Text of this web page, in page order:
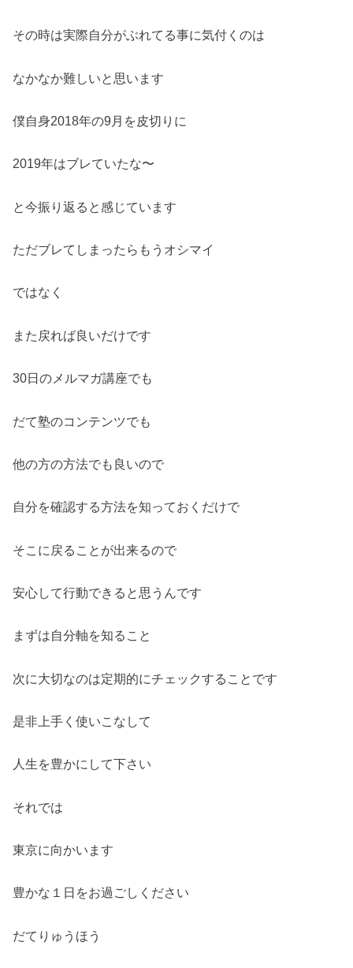
その時は実際自分がぶれてる事に気付くのは
なかなか難しいと思います
僕自身2018年の9月を皮切りに
2019年はブレていたな〜
と今振り返ると感じています
ただブレてしまったらもうオシマイ
ではなく
また戻れば良いだけです
30日のメルマガ講座でも
だて塾のコンテンツでも
他の方の方法でも良いので
自分を確認する方法を知っておくだけで
そこに戻ることが出来るので
安心して行動できると思うんです
まずは自分軸を知ること
次に大切なのは定期的にチェックすることです
是非上手く使いこなして
人生を豊かにして下さい
それでは
東京に向かいます
豊かな１日をお過ごしください
だてりゅうほう